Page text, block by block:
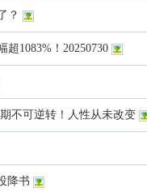
？
1083%！20250730
不可逆转！人性从未改变
降书